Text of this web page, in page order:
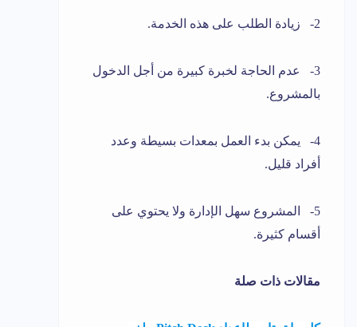
2- زيادة الطلب على هذه الخدمة.
3- عدم الحاجة لخبرة كبيرة من أجل الدخول
بالمشروع.
4- يمكن بدء العمل بمعدات بسيطة وعدد
أفراد قليل.
5- المشروع سهل الإدارة ولا يحتوي على
أقسام كثيرة.
مقالات ذات صلة